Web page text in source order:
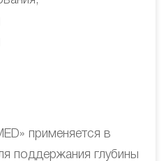
применяется в
поддержания глубины